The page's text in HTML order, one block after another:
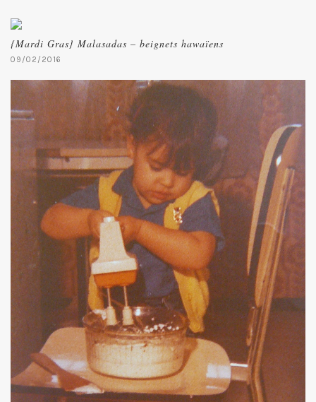
{Mardi Gras} Malasadas – beignets hawaïens
09/02/2016